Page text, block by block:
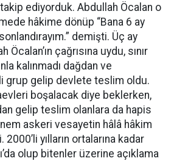
ediyorduk. Abdullah Öcalan o
hâkime dönüp “Bana 6 ay
demişti. Üç ay
çağrısına uydu, sınır
kalınmadı dağdan ve
grup gelip devlete teslim oldu.
boşalacak diye beklerken,
gelip teslim olanlara da hapis
askeri vesayetin hâlâ hâkim
yılların ortalarına kadar
olup bitenler üzerine açıklama